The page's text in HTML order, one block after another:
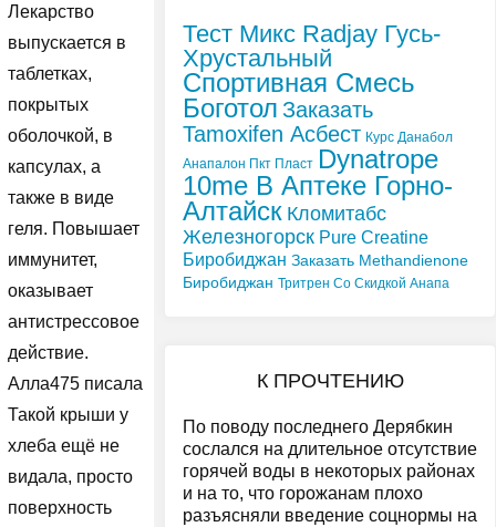
Лекарство
выпускается в
таблетках,
покрытых
оболочкой, в
капсулах, а
также в виде
геля. Повышает
иммунитет,
оказывает
антистрессовое
действие.
Алла475 писала
Такой крыши у
хлеба ещё не
видала, просто
поверхность
Тест Микс Radjay Гусь-
Хрустальный
Спортивная Смесь
Боготол Заказать
Tamoxifen Асбест Курс Данабол
Анапалон Пкт Пласт Dynatrope
10me В Аптеке Горно-
Алтайск Кломитабс
Железногорск Pure Creatine
Биробиджан Заказать Methandienone
Биробиджан Тритрен Со Скидкой Анапа
К ПРОЧТЕНИЮ
По поводу последнего Дерябкин
сослался на длительное отсутствие
горячей воды в некоторых районах
и на то, что горожанам плохо
разъясняли введение соцнормы на